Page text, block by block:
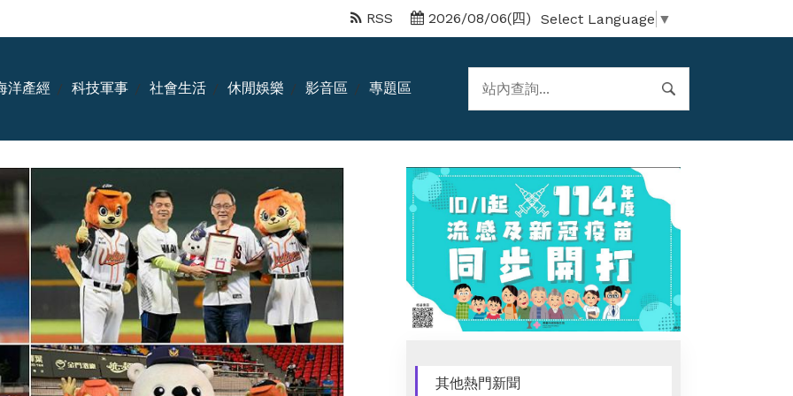
Select Language ▼
2026/08/06(四)
RSS
洋產經 科技軍事 社會生活 休閒娛樂 影音區 專題區
其他熱門新聞